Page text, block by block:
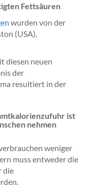
Fettsäuren
wurden von der
(USA),
diesen neuen
der
resultiert in der
ist
nehmen
weniger
muss entweder die
die